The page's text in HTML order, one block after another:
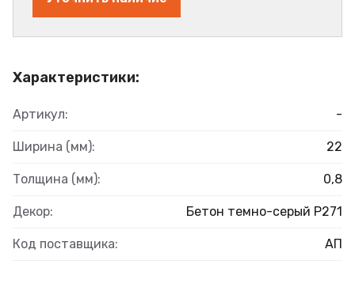
Характеристики:
Артикул: -
Ширина (мм): 22
Толщина (мм): 0,8
Декор: Бетон темно-серый Р271
Код поставщика: АП